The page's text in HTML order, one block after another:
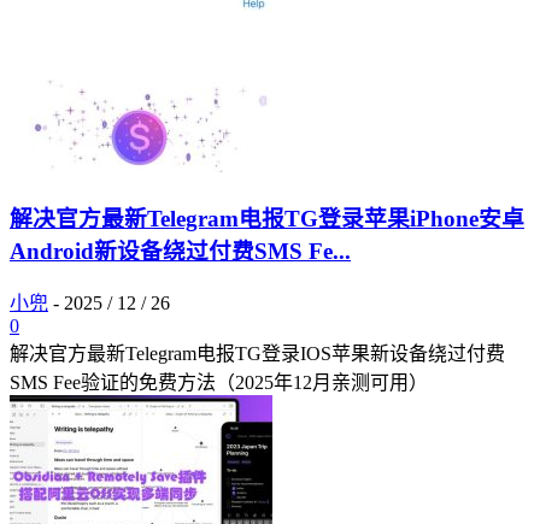
解决官方最新Telegram电报TG登录苹果iPhone安卓
Android新设备绕过付费SMS Fe...
小兜 - 2025 / 12 / 26
0
解决官方最新Telegram电报TG登录IOS苹果新设备绕过付费
SMS Fee验证的免费方法（2025年12月亲测可用）